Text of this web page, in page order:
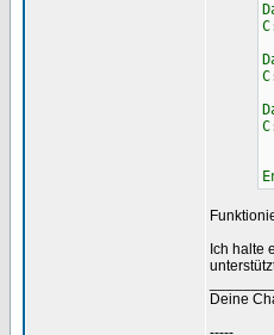
Ich halte
Deine